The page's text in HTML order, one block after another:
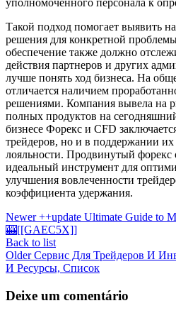
Такой подход помогает выявить
решения для конкретной
обеспечение также должно
действия партнеров и других
лучше понять ход бизнеса. На
отличается наличием
решениями. Компания вывела на
полных продуктов на
бизнесе Форекс и CFD
трейдеров, но и в поддержании их
лояльности. Продвинутый
идеальный инструмент для
улучшения вовлеченности
коэффициента удержания.
Newer ++update Ultimate Guide to
🎰[[GAEC5X]]
Back to list
Older Сервис Для Трейдеров И
И Ресурсы, Список
Deixe um comentário